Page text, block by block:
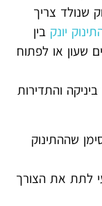
שנולד צריך
יונקבין
או לפתוח
והתדירות
שההתינוק
לתת את הצורך